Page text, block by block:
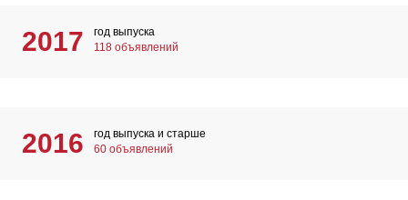
2017
год выпуска
118 объявлений
2016
год выпуска и старше
60 объявлений